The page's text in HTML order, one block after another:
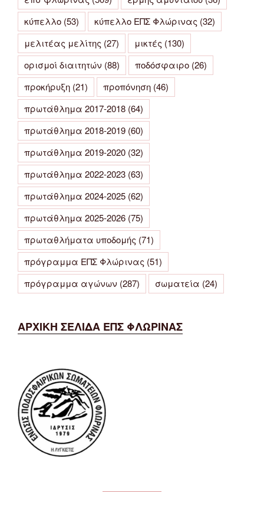
κύπελλο (53) κύπελλο ΕΠΣ Φλώρινας (32)
μελιτέας μελίτης (27) μικτές (130)
ορισμοί διαιτητών (88) ποδόσφαιρο (26)
προκήρυξη (21) προπόνηση (46)
πρωτάθλημα 2017-2018 (64)
πρωτάθλημα 2018-2019 (60)
πρωτάθλημα 2019-2020 (32)
πρωτάθλημα 2022-2023 (63)
πρωτάθλημα 2024-2025 (62)
πρωτάθλημα 2025-2026 (75)
πρωταθλήματα υποδομής (71)
πρόγραμμα ΕΠΣ Φλώρινας (51)
πρόγραμμα αγώνων (287) σωματεία (24)
ΑΡΧΙΚΗ ΣΕΛΙΔΑ ΕΠΣ ΦΛΩΡΙΝΑΣ